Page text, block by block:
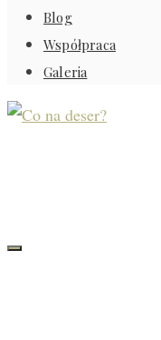
Blog
Współpraca
Galeria